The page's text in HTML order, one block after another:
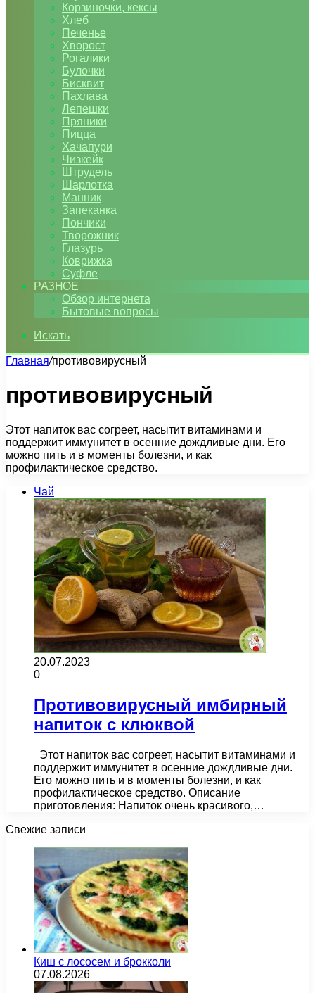
Корзиночки, кексы
Хлеб
Печенье
Хворост
Рогалики
Булочки
Бисквит
Пахлава
Лепешки
Пряники
Пицца
Хачапури
Чизкейк
Штрудель
Шарлотка
Манник
Запеканка
Пончики
Творожник
Глазурь
Коврижка
Суфле
РАЗНОЕ
Обзор интернета
Бытовые вопросы
Искать
Главная/противовирусный
противовирусный
Этот напиток вас согреет, насытит витаминами и
поддержит иммунитет в осенние дождливые дни. Его
можно пить и в моменты болезни, и как
профилактическое средство.
Чай
20.07.2023
0
Противовирусный имбирный
напиток с клюквой
Этот напиток вас согреет, насытит витаминами и
поддержит иммунитет в осенние дождливые дни.
Его можно пить и в моменты болезни, и как
профилактическое средство. Описание
приготовления: Напиток очень красивого,…
Свежие записи
Киш с лососем и брокколи
07.08.2026